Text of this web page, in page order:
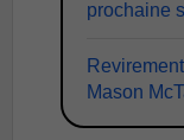
prochaine
Mason